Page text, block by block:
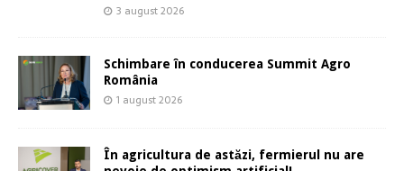
3 august 2026
Schimbare în conducerea Summit Agro
România
1 august 2026
În agricultura de astăzi, fermierul nu are